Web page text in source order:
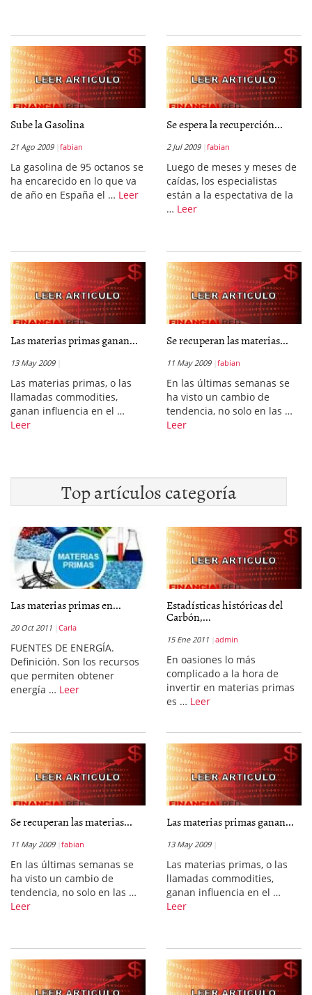
Sube la Gasolina
21 Ago 2009 fabian
La gasolina de 95 octanos se
ha encarecido en lo que va
de año en España el … Leer
Se espera la recuperción...
2 Jul 2009 fabian
Luego de meses y meses de
caídas, los especialistas
están a la espectativa de la
… Leer
Las materias primas ganan...
13 May 2009
Las materias primas, o las
llamadas commodities,
ganan influencia en el …
Leer
Se recuperan las materias...
11 May 2009 fabian
En las últimas semanas se
ha visto un cambio de
tendencia, no solo en las …
Leer
Top artículos categoría
Las materias primas en...
20 Oct 2011 Carla
FUENTES DE ENERGÍA.
Definición. Son los recursos
que permiten obtener
energía … Leer
Estadísticas históricas del
Carbón,...
15 Ene 2011 admin
En oasiones lo más
complicado a la hora de
invertir en materias primas
es … Leer
Se recuperan las materias...
11 May 2009 fabian
En las últimas semanas se
ha visto un cambio de
tendencia, no solo en las …
Leer
Las materias primas ganan...
13 May 2009
Las materias primas, o las
llamadas commodities,
ganan influencia en el …
Leer